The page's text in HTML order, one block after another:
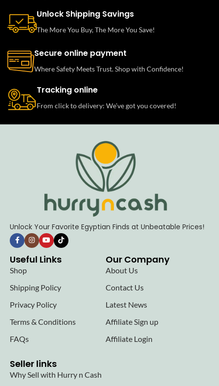
Unlock Shipping Savings
The More You Buy, The More You Save!
Secure online payment
Where Safety Meets Trust. Shop with Confidence!
Tracking online
From click to delivery: We’ve got you covered!
Unlock Your Favorite Egyptian Finds at Unbeatable Prices!
Useful Links
Shop
Shipping Policy
Privacy Policy
Terms & Conditions
FAQs
Our Company
About Us
Contact Us
Latest News
Affiliate Sign up
Affiliate Login
Seller links
Why Sell with Hurry n Cash